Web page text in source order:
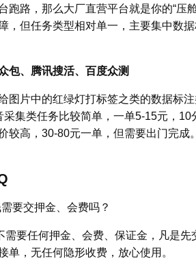
跑路，那么大厂直营平台就是你的“压
，但任务类型相对单一，主要集中数
包、腾讯搜活、百度众测
图片中的红绿灯打标签之类的数据标
采集类任务比较简单，一单5-15元，
较高，30-80元一单，但需要出门完
要交押金、会费吗？
需要任何押金、会费、保证金，凡是
单，无任何隐形收费，放心使用。